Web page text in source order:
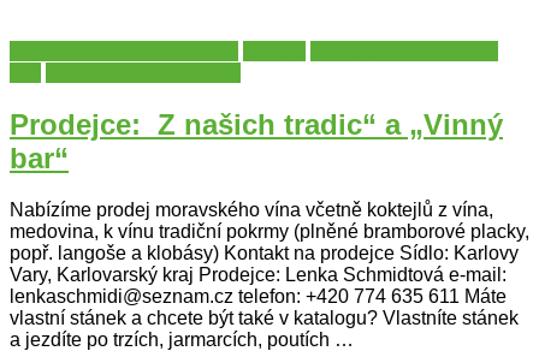
Prodejce: Z našich tradic“ a „Vinný
bar“
Nabízíme prodej moravského vína včetně koktejlů z vína,
medovina, k vínu tradiční pokrmy (plněné bramborové placky,
popř. langoše a klobásy) Kontakt na prodejce Sídlo: Karlovy
Vary, Karlovarský kraj Prodejce: Lenka Schmidtová e-mail:
lenkaschmidi@seznam.cz telefon: +420 774 635 611 Máte
vlastní stánek a chcete být také v katalogu? Vlastníte stánek
a jezdíte po trzích, jarmarcích, poutích …